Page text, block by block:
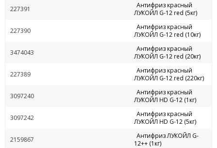
227391
Антифриз красный
ЛУКОЙЛ G-12 red (5кг)
227390
Антифриз красный
ЛУКОЙЛ G-12 red (10кг)
3474043
Антифриз красный
ЛУКОЙЛ G-12 red (20кг)
227389
Антифриз красный
ЛУКОЙЛ G-12 red (220кг)
3097240
Антифриз красный
ЛУКОЙЛ HD G-12 (1кг)
3097242
Антифриз красный
ЛУКОЙЛ HD G-12 (5кг)
2159867
Антифриз ЛУКОЙЛ G-
12++ (1кг)